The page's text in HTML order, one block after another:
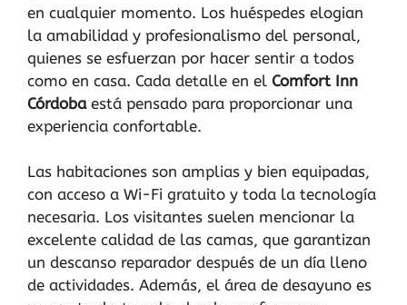
en cualquier momento. Los huéspedes elogian
la amabilidad y profesionalismo del personal,
quienes se esfuerzan por hacer sentir a todos
como en casa. Cada detalle en el Comfort Inn
Córdobaestá pensado para proporcionar una
experiencia confortable.
Las habitaciones son amplias y bien equipadas,
con acceso a Wi-Fi gratuito y toda la tecnología
necesaria. Los visitantes suelen mencionar la
excelente calidad de las camas, que garantizan
un descanso reparador después de un día lleno
de actividades. Además, el área de desayuno es